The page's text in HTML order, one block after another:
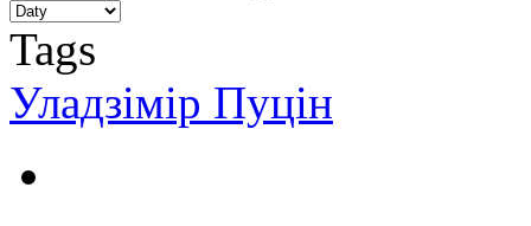
Tags
Уладзімір Пуцін